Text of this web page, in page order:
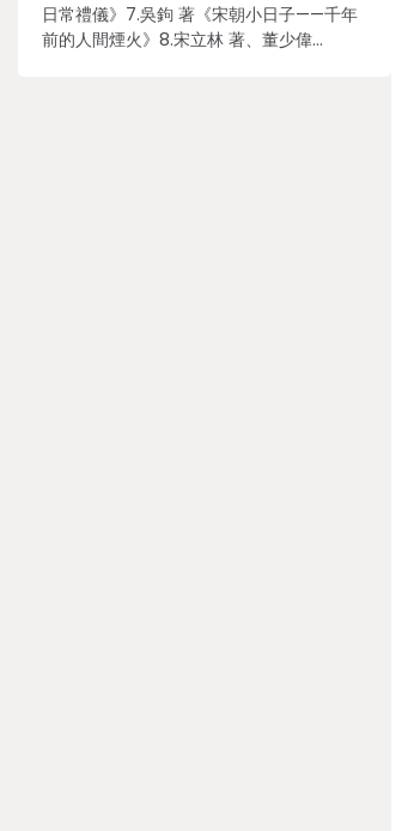
日常禮儀》7.吳鉤 著《宋朝小日子——千年
前的人間煙火》8.宋立林 著、董少偉…